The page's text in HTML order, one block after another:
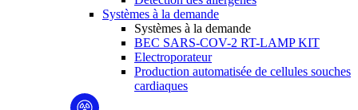
Systèmes à la demande
Systèmes à la demande
BEC SARS-COV-2 RT-LAMP KIT
Electroporateur
Production automatisée de cellules souches
cardiaques